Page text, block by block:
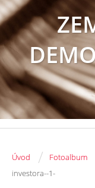
Úvod / Fotoalbum
investora--1-